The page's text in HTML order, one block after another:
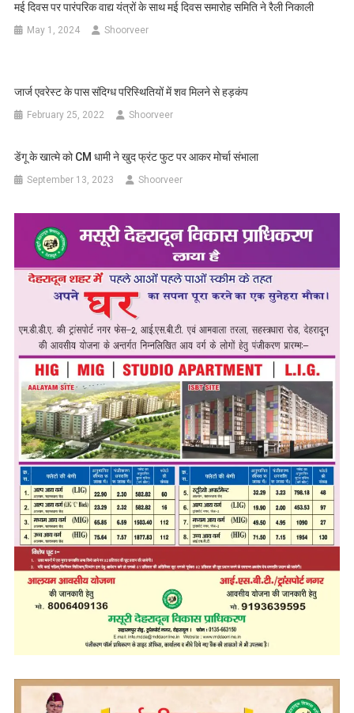
मई दिवस पर पारंपरिक वाद्य यंत्रों के साथ मई दिवस समारोह समिति ने रैली निकाली
May 1, 2024 Shoorveer
जार्ज एवरेस्ट के पास संदिग्ध परिस्थितियों में शव मिलने से हड़कंप
February 25, 2022 Shoorveer
डेंगू के खात्मे को CM धामी ने खुद फ्रंट फुट पर आकर मोर्चा संभाला
September 13, 2023 Shoorveer